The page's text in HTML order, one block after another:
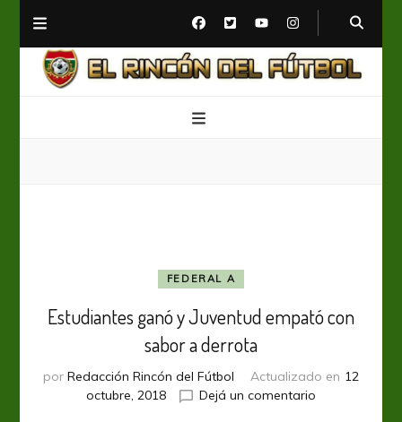
FEDERAL A
Estudiantes ganó y Juventud empató con
sabor a derrota
por Redacción Rincón del Fútbol Actualizado en 12
octubre, 2018
Dejá un comentario